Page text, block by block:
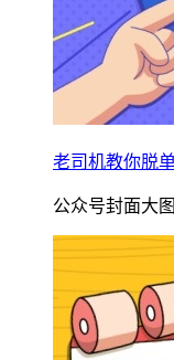
老司机教你脱
公众号封面大图